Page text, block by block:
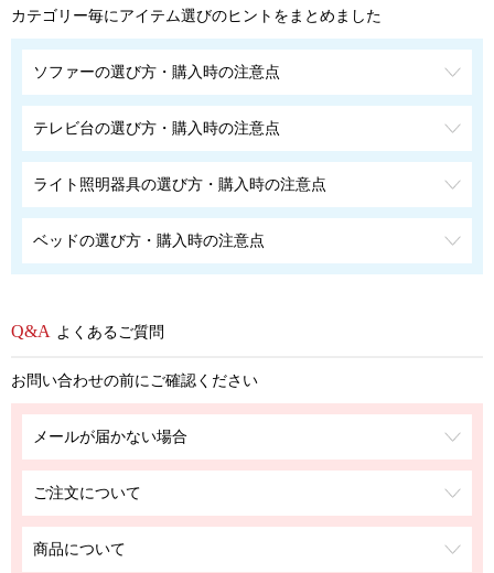
カテゴリー毎にアイテム選びのヒントをまとめました
ソファーの選び方・購入時の注意点
テレビ台の選び方・購入時の注意点
ライト照明器具の選び方・購入時の注意点
ベッドの選び方・購入時の注意点
よくあるご質問
お問い合わせの前にご確認ください
メールが届かない場合
ご注文について
商品について